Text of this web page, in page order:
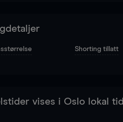
Shorting tillatt
vises i Oslo lokal tid